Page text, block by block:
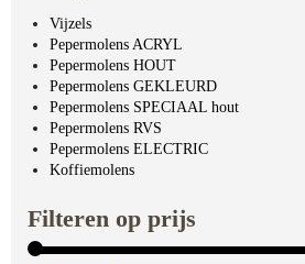
Vijzels
Pepermolens ACRYL
Pepermolens HOUT
Pepermolens GEKLEURD
Pepermolens SPECIAAL hout
Pepermolens RVS
Pepermolens ELECTRIC
Koffiemolens
Filteren op prijs